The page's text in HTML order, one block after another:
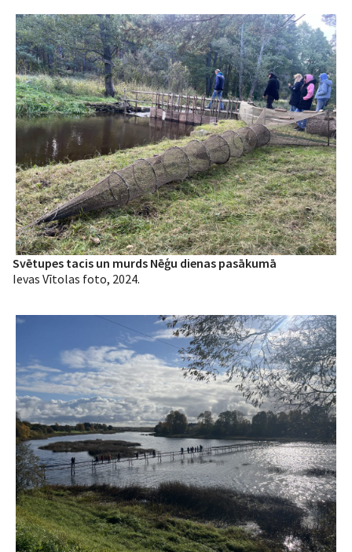
Svētupes tacis un murds Nēģu dienas pasākumā
Ievas Vītolas foto, 2024.